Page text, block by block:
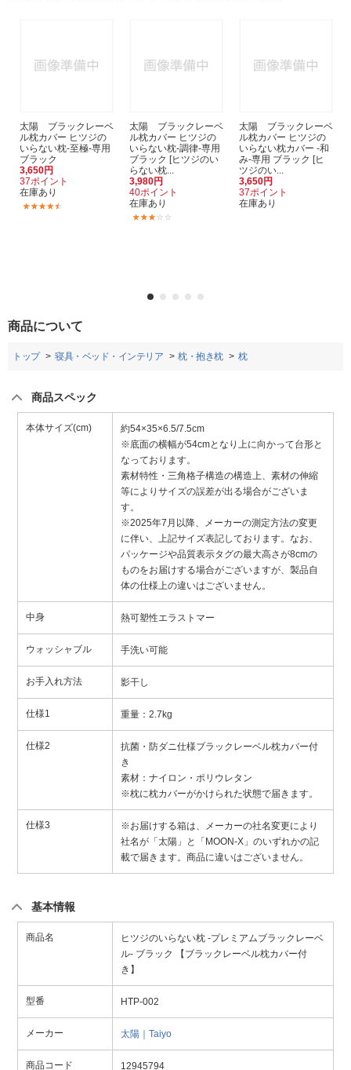
太陽 ブラックレーベ
ル枕カバー ヒツジの
いらない枕-至極-専用
ブラック
3,650円
37ポイント
在庫あり
太陽 ブラックレーベ
ル枕カバー ヒツジの
いらない枕-調律-専用
ブラック [ヒツジのい
らない枕...
3,980円
40ポイント
在庫あり
太陽 ブラックレーベ
ル枕カバー ヒツジの
いらない枕カバー -和
み-専用 ブラック [ヒ
ツジのい...
3,650円
37ポイント
在庫あり
商品について
トップ 寝具・ベッド・インテリア 枕・抱き枕 枕
商品スペック
本体サイズ(cm)
約54×35×6.5/7.5cm
※底面の横幅が54cmとなり上に向かって台形と
なっております。
素材特性・三角格子構造の構造上、素材の伸縮
等によりサイズの誤差が出る場合がございま
す。
※2025年7月以降、メーカーの測定方法の変更
に伴い、上記サイズ表記しております。なお、
パッケージや品質表示タグの最大高さが8cmの
ものをお届けする場合がございますが、製品自
体の仕様上の違いはございません。
中身 熱可塑性エラストマー
ウォッシャブル 手洗い可能
お手入れ方法 影干し
仕様1 重量：2.7kg
仕様2
抗菌・防ダニ仕様ブラックレーベル枕カバー付
き
素材：ナイロン・ポリウレタン
※枕に枕カバーがかけられた状態で届きます。
仕様3
※お届けする箱は、メーカーの社名変更により
社名が「太陽」と「MOON-X」のいずれかの記
載で届きます。商品に違いはございません。
基本情報
商品名
ヒツジのいらない枕 -プレミアムブラックレーベ
ル- ブラック 【ブラックレーベル枕カバー付
き】
型番 HTP-002
メーカー 太陽｜Taiyo
商品コード 12945794